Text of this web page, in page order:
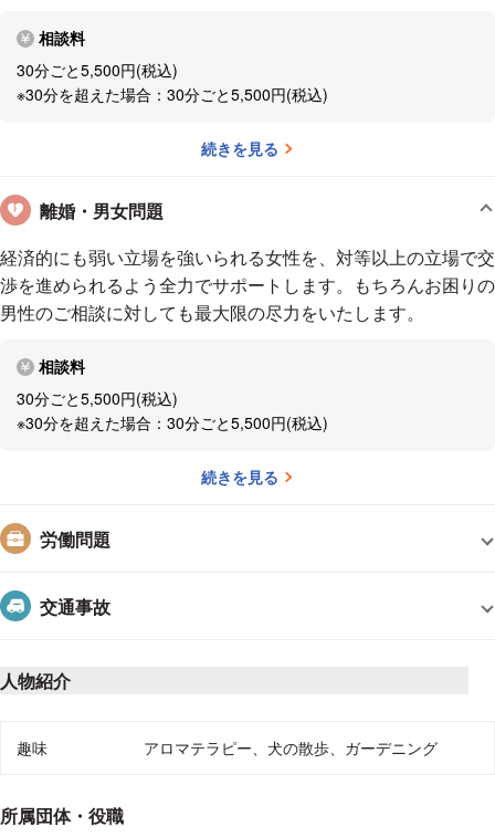
相談料
30分ごと5,500円(税込)
※30分を超えた場合：30分ごと5,500円(税込)
続きを見る
離婚・男女問題
経済的にも弱い立場を強いられる女性を、対等以上の立場で交
渉を進められるよう全力でサポートします。もちろんお困りの
男性のご相談に対しても最大限の尽力をいたします。
相談料
30分ごと5,500円(税込)
※30分を超えた場合：30分ごと5,500円(税込)
続きを見る
労働問題
交通事故
人物紹介
趣味や好きなこと、個人サイトのURL
趣味 アロマテラピー、犬の散歩、ガーデニング
所属団体・役職